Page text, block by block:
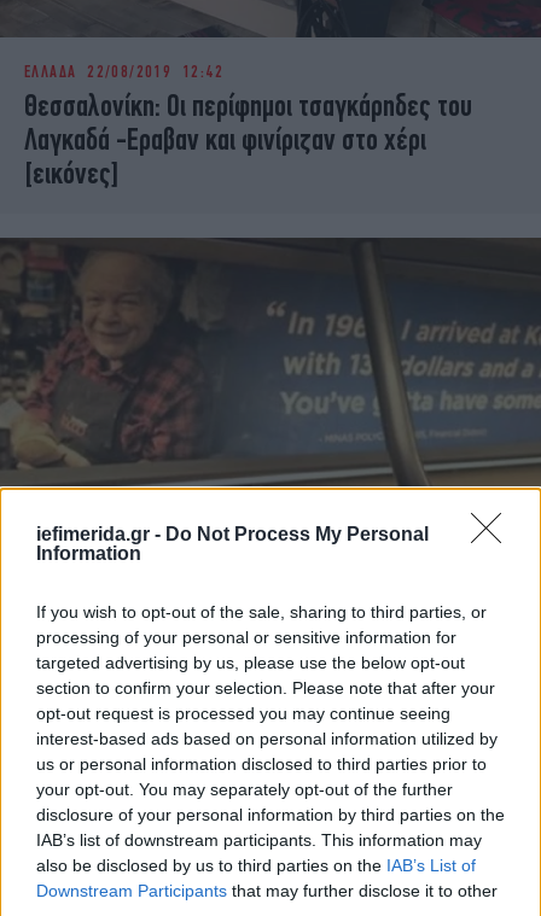
iefimerida.gr - Do Not Process My Personal
Information
If you wish to opt-out of the sale, sharing to third parties, or
processing of your personal or sensitive information for
targeted advertising by us, please use the below opt-out
section to confirm your selection. Please note that after your
opt-out request is processed you may continue seeing
interest-based ads based on personal information utilized by
us or personal information disclosed to third parties prior to
your opt-out. You may separately opt-out of the further
disclosure of your personal information by third parties on the
IAB’s list of downstream participants. This information may
also be disclosed by us to third parties on the IAB’s List of
Downstream Participants that may further disclose it to other
ΕΛΛΑΔΑ 22/08/2019 12:42
Θεσσαλονίκη: Οι περίφημοι τσαγκάρηδες του
Λαγκαδά -Εραβαν και φινίριζαν στο χέρι
[εικόνες]
STORIES 31/10/2015 10:43
μετρό της Νέας Υόρκης [εικόνες]